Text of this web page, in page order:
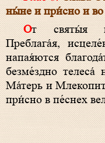
ны́не и при́сно и
От святы́я ико́ны Твоея́, Влады́чице
Преблага́я,
напая́ются
безме́здно
Ма́терь и
при́сно в пе́снех